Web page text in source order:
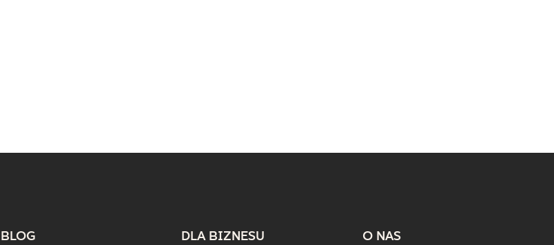
BLOG DLA BIZNESU O NAS